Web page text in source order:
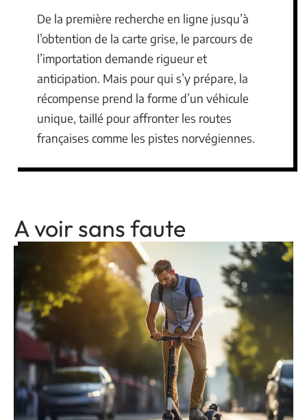
De la première recherche en ligne jusqu’à
l’obtention de la carte grise, le parcours de
l’importation demande rigueur et
anticipation. Mais pour qui s’y prépare, la
récompense prend la forme d’un véhicule
unique, taillé pour affronter les routes
françaises comme les pistes norvégiennes.
A voir sans faute